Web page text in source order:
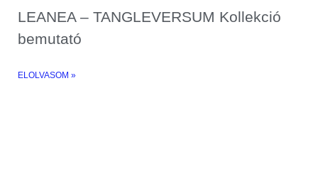
LEANEA – TANGLEVERSUM Kollekció
bemutató
ELOLVASOM »